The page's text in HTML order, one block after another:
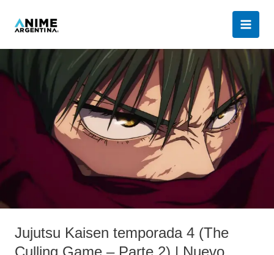
Jujutsu Kaisen temporada 4 (The
Culling Game – Parte 2) | Nuevo
temporada
Culling
Parte
|
director,